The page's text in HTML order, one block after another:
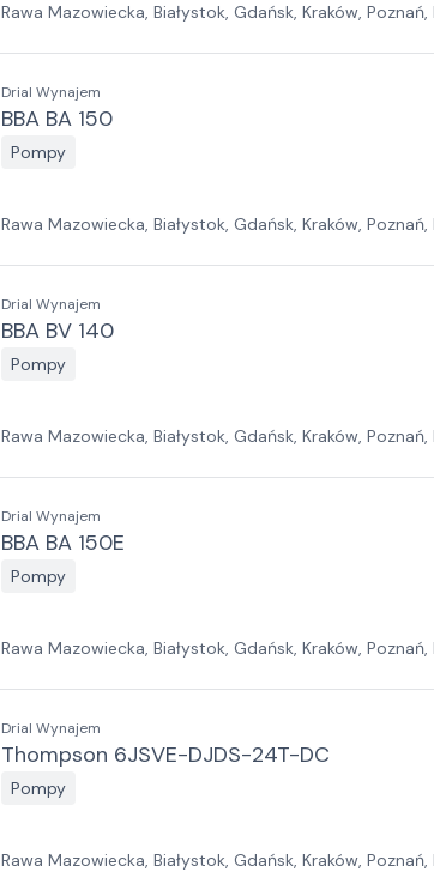
Rawa Mazowiecka, Białystok, Gdańsk, Kraków,
Drial Wynajem
BBA BA 150
Pompy
Rawa Mazowiecka, Białystok, Gdańsk, Kraków,
Drial Wynajem
BBA BV 140
Pompy
Rawa Mazowiecka, Białystok, Gdańsk, Kraków,
Drial Wynajem
BBA BA 150E
Pompy
Rawa Mazowiecka, Białystok, Gdańsk, Kraków,
Drial Wynajem
Thompson 6JSVE-DJDS-24T-DC
Pompy
Rawa Mazowiecka, Białystok, Gdańsk, Kraków,